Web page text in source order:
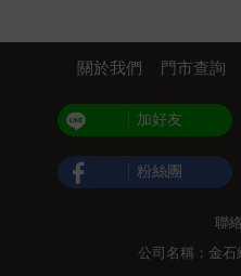
關於我們 門市查詢
加好友
粉絲團
聯
公司名稱：金石